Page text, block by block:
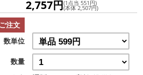
2,757円(1点当 551円)
(本体 2,507円)
ご注文
数単位
数量